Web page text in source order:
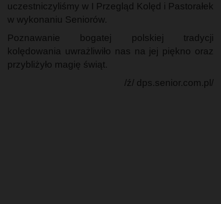
uczestniczyliśmy w I Przegląd Kolęd i Pastorałek
w wykonaniu Seniorów.
Poznawanie bogatej polskiej tradycji
kolędowania uwrażliwiło nas na jej piękno oraz
przybliżyło magię świąt.
/ź/ dps.senior.com.pl/